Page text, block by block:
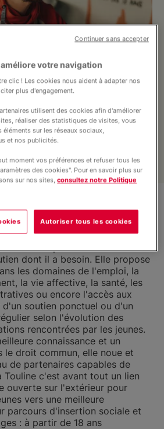
La Touline de
les jeunes majeurs
de l’enfance âgés
d'écoute et de rencontre pour
se sent isolé ou en difficulté
projets. L'équipe s'appuie sur
adhésion pour construire avec
dont il a besoin. Elle propose
les domaines de l'emploi, la
la vie affective, la santé, les
ou encore l'accès aux
soutien ponctuel ou d'un
selon l'évolution des
rencontrées par les jeunes.
connaissance et un
le droit commun, elle noue et
de partenaires capables de
Touline c'est avant tout un lien
ouverte sur l'extérieur pour
vers une meilleure
parcours d'insertion sociale et
: à partir de 18 ans
votre navigation
clic ! Les cookies nous aident à adapter nos
plus d'engagement.
utilisent des cookies afin d'améliorer
réaliser des statistiques de visites, vous
sur les réseaux sociaux,
et nos publicités.
moment vos préférences et refuser tous les
des cookies". Pour en savoir plus sur
sur nos sites,consultez notre Politique
Autoriser tous les cookies
Continuer sans accepter